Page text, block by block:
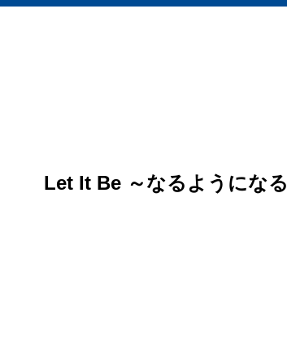
Let It Be ～なるようになる